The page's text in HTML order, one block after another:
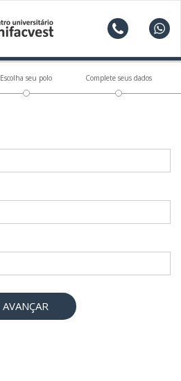
Escolha seu polo Complete seus dados
AVANÇAR